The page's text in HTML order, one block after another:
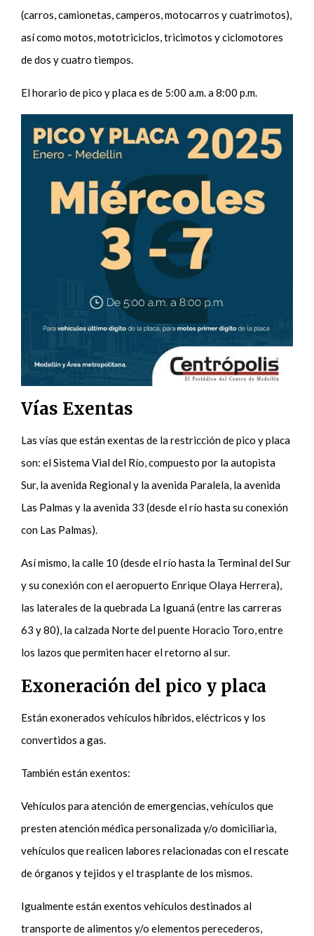
(carros, camionetas, camperos, motocarros y cuatrimotos),
así como motos, mototriciclos, tricimotos y ciclomotores
de dos y cuatro tiempos.
El horario de pico y placa es de 5:00 a.m. a 8:00 p.m.
Vías Exentas
Las vías que están exentas de la restricción de pico y placa
son: el Sistema Vial del Río, compuesto por la autopista
Sur, la avenida Regional y la avenida Paralela, la avenida
Las Palmas y la avenida 33 (desde el río hasta su conexión
con Las Palmas).
Así mismo, la calle 10 (desde el río hasta la Terminal del Sur
y su conexión con el aeropuerto Enrique Olaya Herrera),
las laterales de la quebrada La Iguaná (entre las carreras
63 y 80), la calzada Norte del puente Horacio Toro, entre
los lazos que permiten hacer el retorno al sur.
Exoneración del pico y placa
Están exonerados vehículos híbridos, eléctricos y los
convertidos a gas.
También están exentos:
Vehículos para atención de emergencias, vehículos que
presten atención médica personalizada y/o domiciliaria,
vehículos que realicen labores relacionadas con el rescate
de órganos y tejidos y el trasplante de los mismos.
Igualmente están exentos vehículos destinados al
transporte de alimentos y/o elementos perecederos,